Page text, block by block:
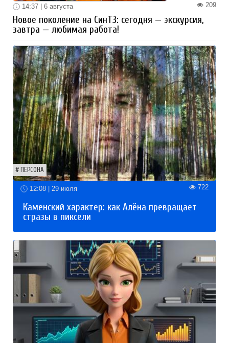
209
14:37 | 6 августа
Новое поколение на СинТЗ: сегодня — экскурсия,
завтра — любимая работа!
ПЕРСОНА
12:08 | 29 июля 722
Каменский характер: как Алёна превращает
стразы в пиксели